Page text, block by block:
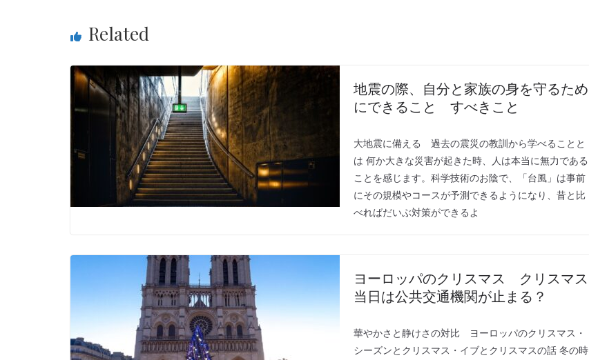
Related
地震の際、自分と家族の身を守るため
にできること すべきこと
大地震に備える 過去の震災の教訓から学べることと
は 何か大きな災害が起きた時、人は本当に無力である
ことを感じます。科学技術のお陰で、「台風」は事前
にその規模やコースが予測できるようになり、昔と比
べればだいぶ対策ができるよ
ヨーロッパのクリスマス クリスマス
当日は公共交通機関が止まる？
華やかさと静けさの対比 ヨーロッパのクリスマス・
シーズンとクリスマス・イブとクリスマスの話 冬の時